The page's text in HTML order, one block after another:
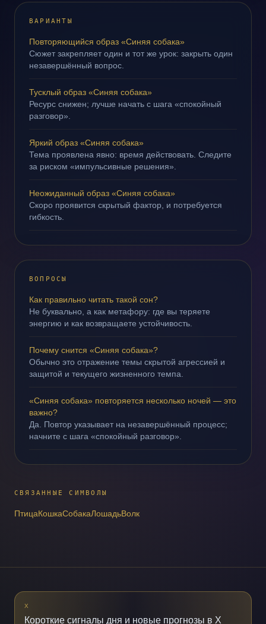
ВАРИАНТЫ
Повторяющийся образ «Синяя собака»
Сюжет закрепляет один и тот же урок: закрыть один
незавершённый вопрос.
Тусклый образ «Синяя собака»
Ресурс снижен; лучше начать с шага «спокойный
разговор».
Яркий образ «Синяя собака»
Тема проявлена явно: время действовать. Следите
за риском «импульсивные решения».
Неожиданный образ «Синяя собака»
Скоро проявится скрытый фактор, и потребуется
гибкость.
ВОПРОСЫ
Как правильно читать такой сон?
Не буквально, а как метафору: где вы теряете
энергию и как возвращаете устойчивость.
Почему снится «Синяя собака»?
Обычно это отражение темы скрытой агрессией и
защитой и текущего жизненного темпа.
«Синяя собака» повторяется несколько ночей — это
важно?
Да. Повтор указывает на незавершённый процесс;
начните с шага «спокойный разговор».
СВЯЗАННЫЕ СИМВОЛЫ
ПтицаКошкаСобакаЛошадьВолк
X
Короткие сигналы дня и новые прогнозы в X